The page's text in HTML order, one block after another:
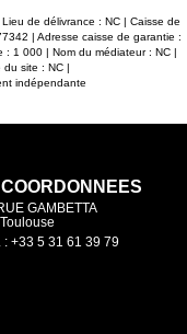
de délivrance : NC | Caisse de
| Adresse caisse de garantie :
: 1 000 | Nom du médiateur : NC |
du site : NC |
indépendante
COORDONNÉES
GAMBETTA
: +33 5 31 61 39 79